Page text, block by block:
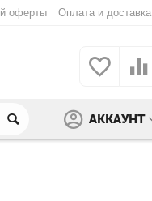
оферты Оплата и доставка
АККАУНТ